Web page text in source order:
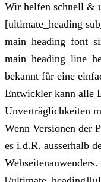
Wir helfen schnell &
[ultimate_heading
bekannt für eine
Entwickler kann alle
Unverträglichkeiten
Wenn Versionen der
es i.d.R. ausserhalb